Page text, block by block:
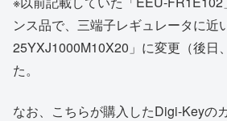
ンス品で、三端子レギュレータに近
25YXJ1000M10X20」に変更（後日
た。
なお、こちらが購入したDigi-Keyの